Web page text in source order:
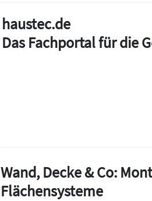
haustec.de
Das Fachportal für die
Wand, Decke & Co:
Flächensysteme